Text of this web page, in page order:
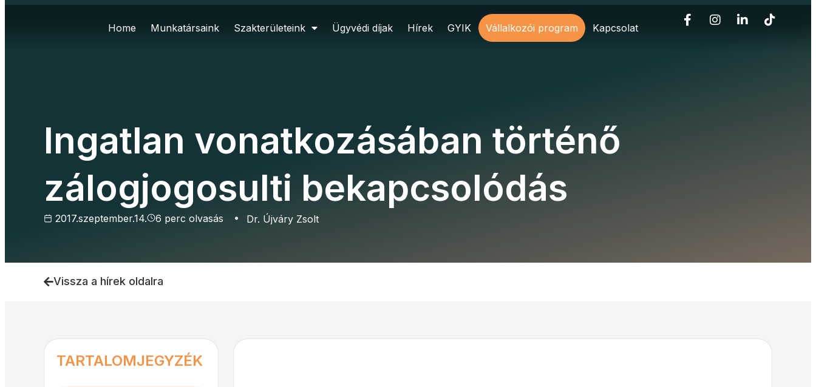
Home Munkatársaink Szakterületeink Ügyvédi díjak Hírek GYIK Vállalkozói program Kapcsolat
Ingatlan vonatkozásában történő
zálogjogosulti bekapcsolódás
2017.szeptember.14. 6 perc olvasás Dr. Újváry Zsolt
Vissza a hírek oldalra
TARTALOMJEGYZÉK